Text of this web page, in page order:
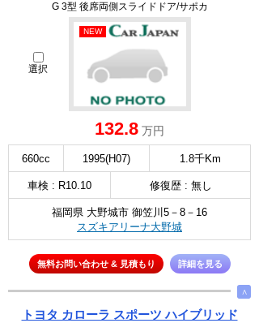
G 3型 後席両側スライドドア/サポカ
選択
NEW
132.8 万円
660cc 1995(H07) 1.8千Km
車検 : R10.10 修復歴 : 無し
福岡県 大野城市 御笠川5－8－16
スズキアリーナ大野城
無料お問い合わせ & 見積もり 詳細を見る
∧
トヨタ カローラ スポーツ ハイブリッド